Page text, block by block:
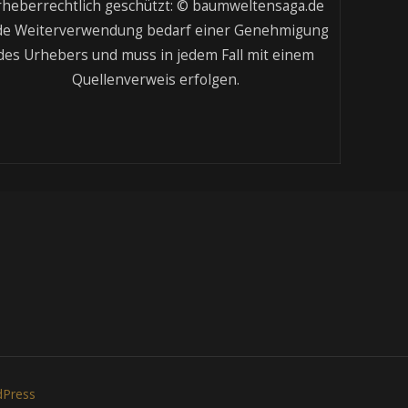
geschützt: © baumweltensaga.de
Weiterverwendung bedarf einer Genehmigung
Urhebers und muss in jedem Fall mit einem
Quellenverweis erfolgen.